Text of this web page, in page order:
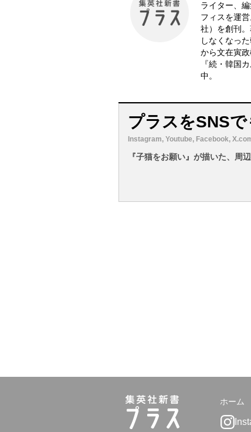
ライター、
フィスを運
社）を創刊
しなくなっ
から文在寅
『続・韓国
中。
プラスをSNSで
Instagram, Youtube, Facebook,
『子猫をお願い』が描いた、周
ホーム